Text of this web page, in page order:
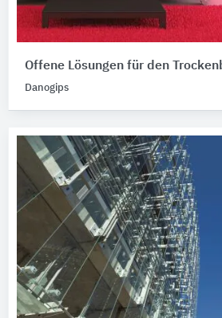
Offene Lösungen für den
Danogips